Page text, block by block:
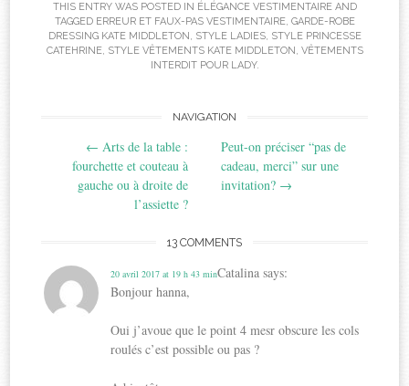
THIS ENTRY WAS POSTED IN ÉLÉGANCE VESTIMENTAIREAND
TAGGED ERREUR ET FAUX-PAS VESTIMENTAIRE, GARDE-ROBE
DRESSING KATE MIDDLETON , STYLE LADIES, STYLE PRINCESSE
CATEHRINE, STYLE VÊTEMENTS KATE MIDDLETON , VÊTEMENTS
INTERDIT POUR LADY.
navigation
NAVIGATION
← Arts de la table :
fourchette et couteau à
gauche ou à droite de
l’assiette ?
Peut-on préciser “pas de
cadeau, merci” sur une
invitation? →
13 COMMENTS
Catalina says:
20 avril 2017 at 19 h 43 min
Bonjour hanna,
Oui j’avoue que le point 4 mesr obscure les cols
roulés c’est possible ou pas ?